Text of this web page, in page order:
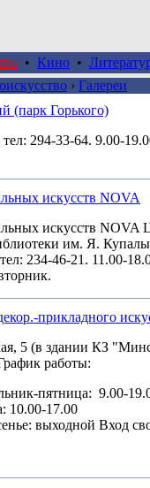
• Кино •
› Галереи
(парк Горького)
294-33-64. 9.00-
искусств NOVA
искусств NOVA
им. Я.
234-46-21. 11.00-
прикладного
5 (в здании КЗ
работы:
пятница: 9.00-
10.00-17.00
выходной Вход